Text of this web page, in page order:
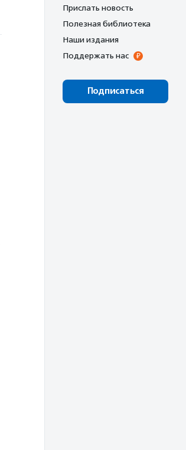
Прислать новость
Полезная библиотека
Наши издания
Поддержать нас
Подписаться